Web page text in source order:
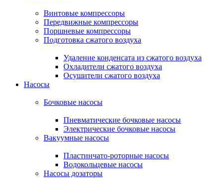
Винтовые компрессоры
Передвижные компрессоры
Поршневые компрессоры
Подготовка сжатого воздуха
Удаление конденсата из сжатого воздуха
Охладители сжатого воздуха
Осушители сжатого воздуха
Насосы
Бочковые насосы
Пневматические бочковые насосы
Электрические бочковые насосы
Вакуумные насосы
Пластинчато-роторные насосы
Водокольцевые насосы
Насосы дозаторы